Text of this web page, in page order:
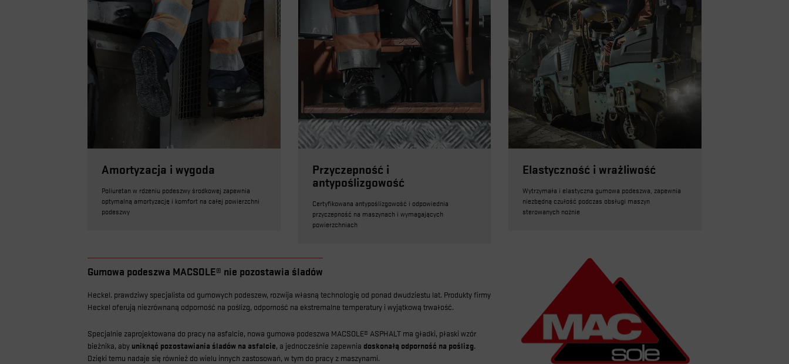
Amortyzacja i wygoda
Poliuretan w rdzeniu podeszwy środkowej zapewnia
optymalną amortyzację i komfort na całej powierzchni
podeszwy
Przyczepność i
antypoślizgowość
Certyfikowana antypoślizgowość i odpowiednia
przyczepność na maszynach i wymagających
powierzchniach
Elastyczność i wrażliwość
Wytrzymała i elastyczna gumowa podeszwa, zapewnia
niezbędną czułość podczas obsługi maszyn
sterowanych nożnie
Gumowa podeszwa MACSOLE® nie pozostawia śladów
Heckel. prawdziwy specjalista od gumowych podeszew, rozwija własną technologię od ponad dwudziestu lat. Produkty firmy
Heckel oferują niezrównaną odporność na poślizg, odporność na ekstremalne temperatury i wyjątkową trwałość.
Specjalnie zaprojektowana do pracy na asfalcie, nowa gumowa podeszwa MACSOLE® ASPHALT ma gładki, płaski wzór
bieżnika, aby uniknąć pozostawiania śladów na asfalcie, a jednocześnie zapewnia doskonałą odporność na poślizg.
Dzięki temu nadaje się również do wielu innych zastosowań, w tym do pracy z maszynami.